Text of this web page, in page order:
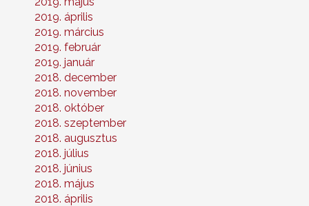
2019. április
2019. március
2019. február
2019. január
2018. december
2018. november
2018. október
2018. szeptember
2018. augusztus
2018. július
2018. június
2018. május
2018. április